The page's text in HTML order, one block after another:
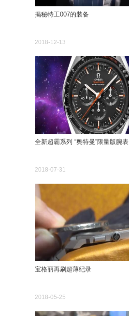
揭秘特工007的装备
2018-12-13
全新超霸系列 “奥特曼”限量版腕表
2018-07-31
宝格丽再刷超薄纪录
2018-05-25